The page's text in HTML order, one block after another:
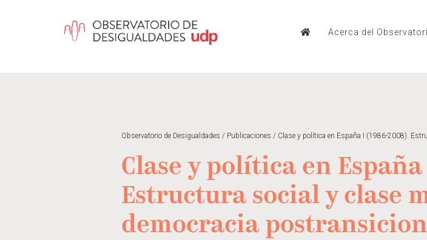
Acerca del
Observatorio de Desigualdades / Publicaciones / Clase y política en España I (1986-2008).
Clase y política en España
Estructura social y clase
democracia